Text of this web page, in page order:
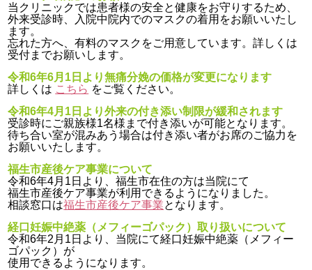
当クリニックでは患者様の安全と健康をお守りするため、
外来受診時、入院中院内でのマスクの着用をお願いいたし
ます。
忘れた方へ、有料のマスクをご用意しています。詳しくは
受付までお願いします。
令和6年6月1日より無痛分娩の価格が変更になります
詳しくは こちら をご覧ください。
令和6年4月1日より外来の付き添い制限が緩和されます
受診時にご親族様1名様まで付き添いが可能となります。
待ち合い室が混みあう場合は付き添い者がお席のご協力を
お願いいたします。
福生市産後ケア事業について
令和6年4月1日より、福生市在住の方は当院にて
福生市産後ケア事業が利用できるようになりました。
相談窓口は福生市産後ケア事業となります。
経口妊娠中絶薬（メフィーゴパック）取り扱いについて
令和6年2月1日より、当院にて経口妊娠中絶薬（メフィー
ゴパック）が
使用できるようになります。